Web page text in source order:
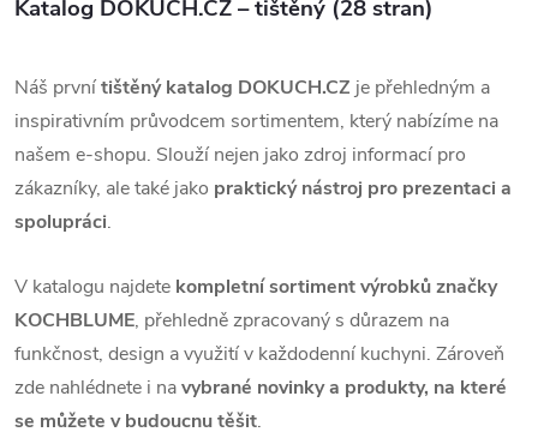
Katalog DOKUCH.CZ – tištěný (28 stran)
Náš prvnítištěný katalog DOKUCH.CZ je přehledným a
inspirativním průvodcem sortimentem, který nabízíme na
našem e-shopu. Slouží nejen jako zdroj informací pro
zákazníky, ale také jako praktický nástroj pro prezentaci a
spolupráci.
V katalogu najdete kompletní sortiment výrobků značky
KOCHBLUME, přehledně zpracovaný s důrazem na
funkčnost, design a využití v každodenní kuchyni. Zároveň
zde nahlédnete i navybrané novinky a produkty, na které
se můžete v budoucnu těšit.